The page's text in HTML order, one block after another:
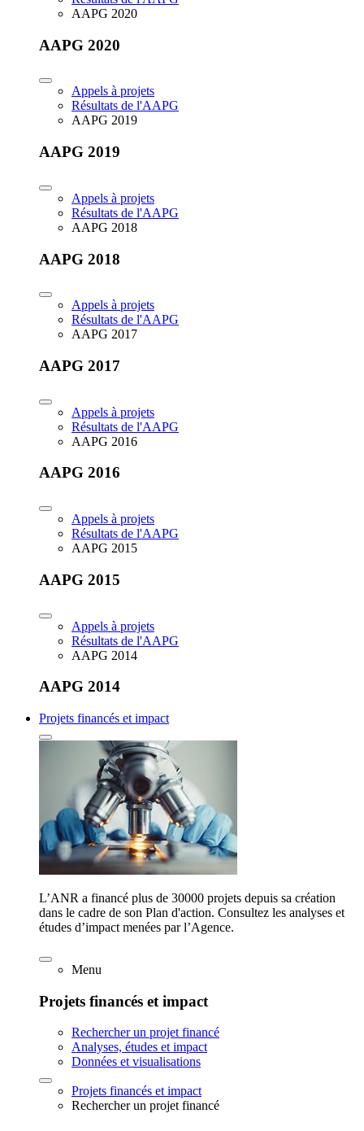
AAPG 2020
AAPG 2020
Appels à projets
Résultats de l'AAPG
AAPG 2019
AAPG 2019
Appels à projets
Résultats de l'AAPG
AAPG 2018
AAPG 2018
Appels à projets
Résultats de l'AAPG
AAPG 2017
AAPG 2017
Appels à projets
Résultats de l'AAPG
AAPG 2016
AAPG 2016
Appels à projets
Résultats de l'AAPG
AAPG 2015
AAPG 2015
Appels à projets
Résultats de l'AAPG
AAPG 2014
AAPG 2014
Projets financés et impact
L’ANR a financé plus de 30000 projets depuis sa création
dans le cadre de son Plan d'action. Consultez les analyses et
études d’impact menées par l’Agence.
Menu
Projets financés et impact
Rechercher un projet financé
Analyses, études et impact
Données et visualisations
Projets financés et impact
Rechercher un projet financé